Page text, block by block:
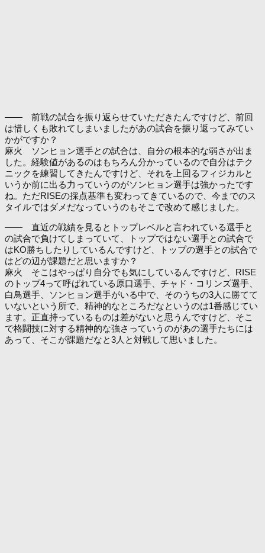
―― 前戦の試合を振り返らせていただきたんですけど、前回
は惜しくも敗れてしまいましたがあの試合を振り返ってみてい
かがですか？
麻火 ソンヒョン選手との試合は、自分の根本的な弱さが出ま
した。経験値があるのはもちろん分かっているので自分はテク
ニックを練習してきたんですけど、それを上回るフィジカルと
いうか前に出る力っていうのがソンヒョン選手は強かったです
ね。ただRISEの採点基準も変わってきているので、今までのス
タイルではダメだなっていうのもそこで改めて感じました。
―― 直近の戦績を見るとトップレベルと言われている選手と
の試合で負けてしまっていて、トップではない選手との試合で
はKO勝ちしたりしているんですけど、トップの選手との試合で
はどの辺が課題だと思いますか？
麻火 そこはやっぱり自分でも気にしているんですけど、RISE
のトップ4って呼ばれている原口選手、チャド・コリンズ選手、
白鳥選手、ソンヒョン選手がいる中で、そのうちの3人に勝てて
いないという所で、精神的なところだなというのは1番感じてい
ます。正直持っているものは差がないと思うんですけど、そこ
で格闘技に対する精神的な強さっていうのがあの選手たちには
あって、そこが課題だなと3人と対戦して思いました。